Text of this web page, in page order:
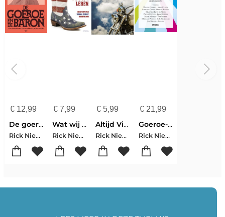
€12,99
De goeroe en de baron
Rick Nieman
€7,99
Wat wij van Amerika kunnen leren
Rick Nieman
€ 5,99
Altijd Viareggio
Rick Nieman
€ 21,99
Goeroe-methode
Rick Nieman